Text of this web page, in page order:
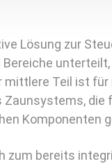
Lösung zur
mittlere Teil ist
Zaunsystems,
Komponenten
zum bereits